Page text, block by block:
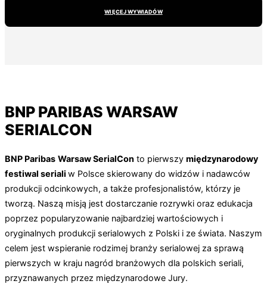
WIĘCEJ WYWIADÓW
BNP PARIBAS WARSAW
SERIALCON
BNP Paribas Warsaw SerialCon to pierwszy międzynarodowy
festiwal seriali w Polsce skierowany do widzów i nadawców
produkcji odcinkowych, a także profesjonalistów, którzy je
tworzą. Naszą misją jest dostarczanie rozrywki oraz edukacja
poprzez popularyzowanie najbardziej wartościowych i
oryginalnych produkcji serialowych z Polski i ze świata. Naszym
celem jest wspieranie rodzimej branży serialowej za sprawą
pierwszych w kraju nagród branżowych dla polskich seriali,
przyznawanych przez międzynarodowe Jury.